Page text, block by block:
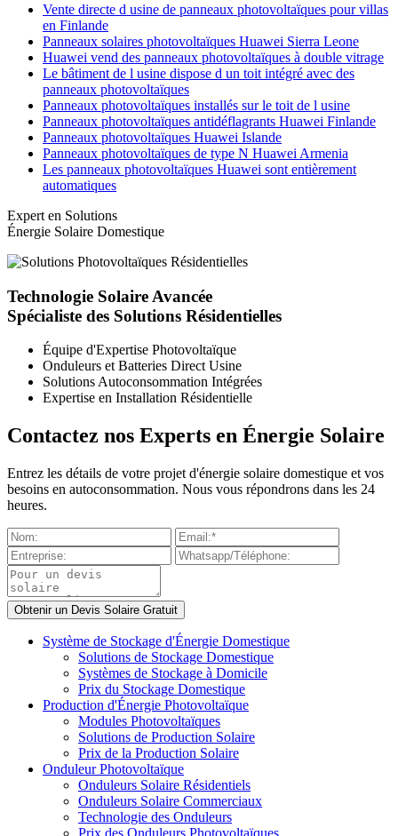
Vente directe d usine de panneaux photovoltaïques pour villas
en Finlande
Panneaux solaires photovoltaïques Huawei Sierra Leone
Huawei vend des panneaux photovoltaïques à double vitrage
Le bâtiment de l usine dispose d un toit intégré avec des
panneaux photovoltaïques
Panneaux photovoltaïques installés sur le toit de l usine
Panneaux photovoltaïques antidéflagrants Huawei Finlande
Panneaux photovoltaïques Huawei Islande
Panneaux photovoltaïques de type N Huawei Armenia
Les panneaux photovoltaïques Huawei sont entièrement
automatiques
Expert en Solutions
Énergie Solaire Domestique
Technologie Solaire Avancée
Spécialiste des Solutions Résidentielles
Équipe d'Expertise Photovoltaïque
Onduleurs et Batteries Direct Usine
Solutions Autoconsommation Intégrées
Expertise en Installation Résidentielle
Contactez nos Experts en Énergie Solaire
Entrez les détails de votre projet d'énergie solaire domestique et vos
besoins en autoconsommation. Nous vous répondrons dans les 24
heures.
Système de Stockage d'Énergie Domestique
Solutions de Stockage Domestique
Systèmes de Stockage à Domicile
Prix du Stockage Domestique
Production d'Énergie Photovoltaïque
Modules Photovoltaïques
Solutions de Production Solaire
Prix de la Production Solaire
Onduleur Photovoltaïque
Onduleurs Solaire Résidentiels
Onduleurs Solaire Commerciaux
Technologie des Onduleurs
Prix des Onduleurs Photovoltaïques